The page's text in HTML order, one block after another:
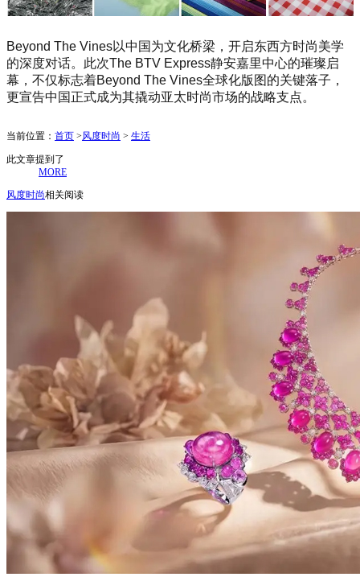
Beyond The Vines以中国为文化桥梁，开启东西方时尚美学
的深度对话。此次The BTV Express静安嘉里中心的璀璨启
幕，不仅标志着Beyond The Vines全球化版图的关键落子，
更宣告中国正式成为其撬动亚太时尚市场的战略支点。
当前位置： 首页 >风度时尚 > 生活
此文章提到了
MORE
风度时尚相关阅读